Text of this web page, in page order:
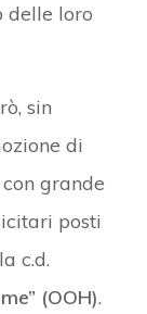
delle loro
sin
di
grande
posti
c.d.
(OOH).